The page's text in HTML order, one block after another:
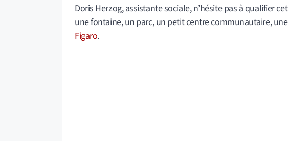
Doris Herzog, assistante sociale, n’hésite pas à qualifier
une fontaine, un parc, un petit centre communautaire,
Figaro.